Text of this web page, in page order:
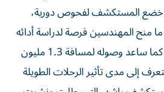
حيث خضع المستكشف لفحوص دورية،
منح المهندسين فرصة لدراسة أدائه
في بيئة الفضاء العميق. كما ساعد وصوله لمسافة 1.3 مليون
إلى مدى تأثير الرحلات الطويلة